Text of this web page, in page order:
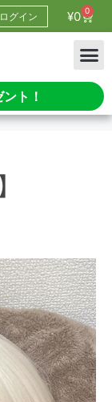
ログイン ¥0 0
ト！